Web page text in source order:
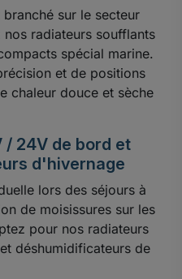
sur le secteur
radiateurs soufflants
spécial marine.
et de positions
chaleur douce et sèche
/ 24V de bord et
d'hivernage
lors des séjours à
de moisissures sur les
pour nos radiateurs
déshumidificateurs de